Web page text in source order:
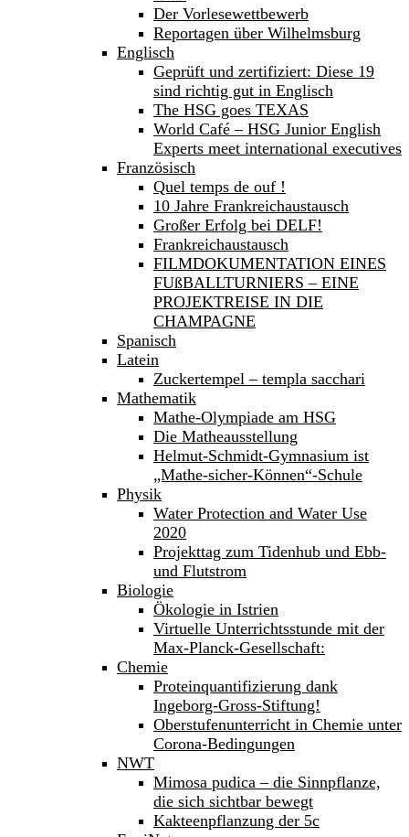
Der Vorlesewettbewerb
Reportagen über Wilhelmsburg
Englisch
Geprüft und zertifiziert: Diese 19
sind richtig gut in Englisch
The HSG goes TEXAS
World Café – HSG Junior English
Experts meet international executives
Französisch
Quel temps de ouf !
10 Jahre Frankreichaustausch
Großer Erfolg bei DELF!
Frankreichaustausch
FILMDOKUMENTATION EINES
FUßBALLTURNIERS – EINE
PROJEKTREISE IN DIE
CHAMPAGNE
Spanisch
Latein
Zuckertempel – templa sacchari
Mathematik
Mathe-Olympiade am HSG
Die Matheausstellung
Helmut-Schmidt-Gymnasium ist
„Mathe-sicher-Können“-Schule
Physik
Water Protection and Water Use
2020
Projekttag zum Tidenhub und Ebb-
und Flutstrom
Biologie
Ökologie in Istrien
Virtuelle Unterrichtsstunde mit der
Max-Planck-Gesellschaft:
Chemie
Proteinquantifizierung dank
Ingeborg-Gross-Stiftung!
Oberstufenunterricht in Chemie unter
Corona-Bedingungen
NWT
Mimosa pudica – die Sinnpflanze,
die sich sichtbar bewegt
Kakteenpflanzung der 5c